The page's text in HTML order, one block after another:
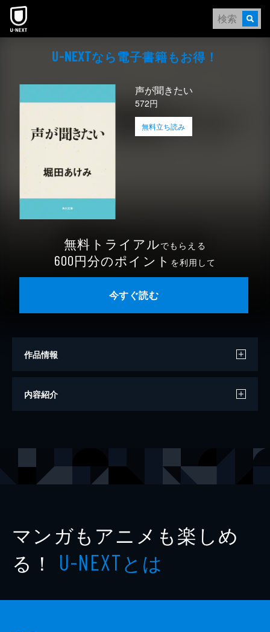
本文へスキップ
U-NEXTなら電⼦書籍もお得！
声が聞きたい
572円
無料立ち読み
無料トライアルでもらえる
600円分のポイント を利用して
今すぐ読む
作品情報
著者
内容紹介
マンガもアニメも楽しめ
る！ U-NEXTとは